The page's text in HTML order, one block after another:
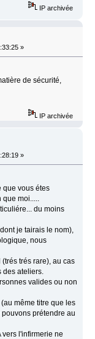
IP archivée
»
de sécurité,
IP archivée
»
que vous étes
moi.....
du moins
je tairais le nom),
nous
trés rare), au cas
ateliers.
valides ou non
même titre que les
prétendre au
l'infirmerie ne